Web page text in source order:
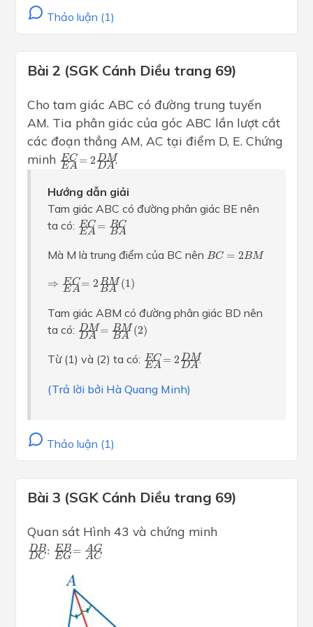
Thảo luận (1)
Bài 2 (SGK Cánh Diều trang 69)
Cho tam giác ABC có đường trung tuyến
AM. Tia phân giác của góc ABC lần lượt cắt
các đoạn thẳng AM, AC tại điểm D, E. Chứng
minh EC
EA = 2DM
DA
ECE = 2DM
.
Hướng dẫn giải
Tam giác ABC có đường phân giác BE nên
ta có:
EC
EA = BC
BA
ECE =BC
Mà M là trung điểm của BC nên BC = 2BM
BC= BM
⇒ EC
EA= 2 BM
BA (1)
CEA 2 BMB A
Tam giác ABM có đường phân giác BD nên
ta có: DM
DA = BM
BA (2)
DMD =BMBA )
Từ (1) và (2) ta có: EC
EA = 2DM
DA
ECE = 2DM
.
(Trả lời bởi Hà Quang Minh)
Thảo luận (1)
Bài 3 (SGK Cánh Diều trang 69)
Quan sát Hình 43 và chứng minh
DB
DC : EB
EG = AG
AC
DBD C:EB G=A